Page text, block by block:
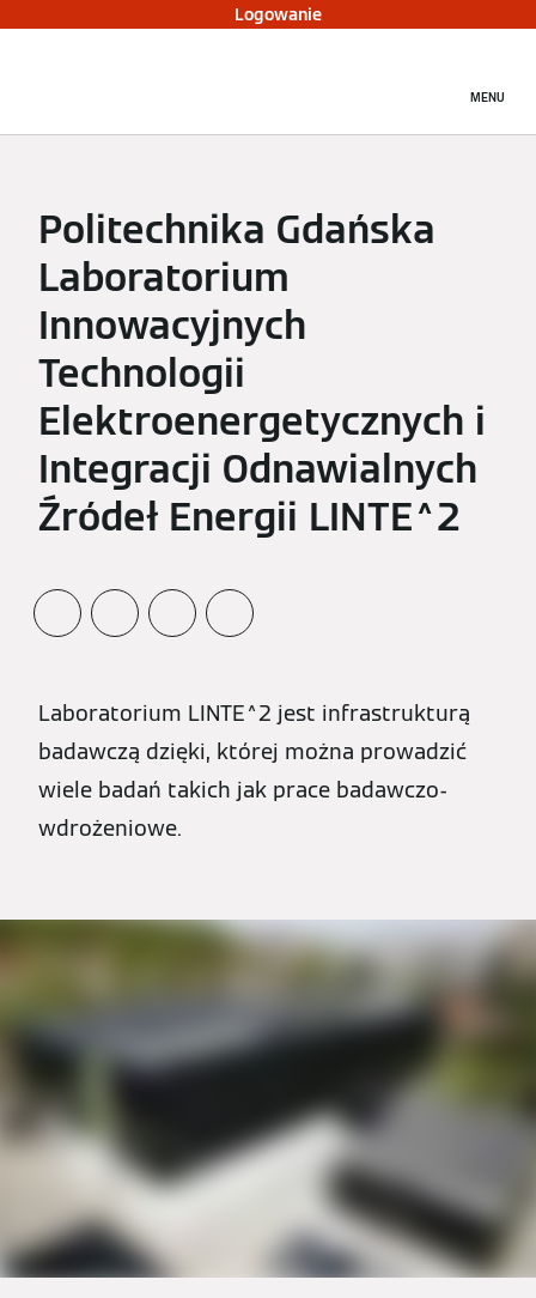
Logowanie
MENU
Politechnika Gdańska
Laboratorium
Innowacyjnych
Technologii
Elektroenergetycznych i
Integracji Odnawialnych
Źródeł Energii LINTE^2
Laboratorium LINTE^2 jest infrastrukturą
badawczą dzięki, której można prowadzić
wiele badań takich jak prace badawczo-
wdrożeniowe.